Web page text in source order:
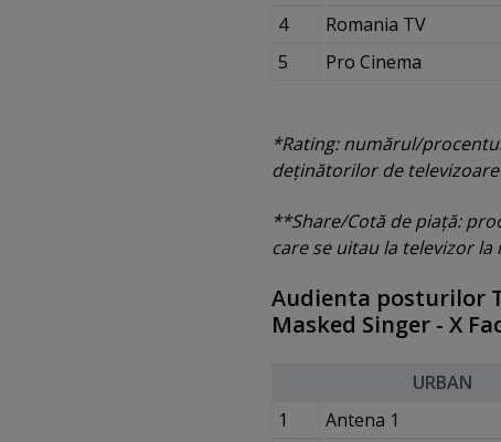
4
Romania TV
5
Pro Cinema
*Rating: numărul/
deţinătorilor de
**Share/Cotă de piaţă:
care se uitau la televizor
Audienta posturilor
Masked Singer - X
URBAN
1
Antena 1